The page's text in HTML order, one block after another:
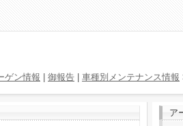
ゲン情報 御報告 車種別メンテナンス情報
ア